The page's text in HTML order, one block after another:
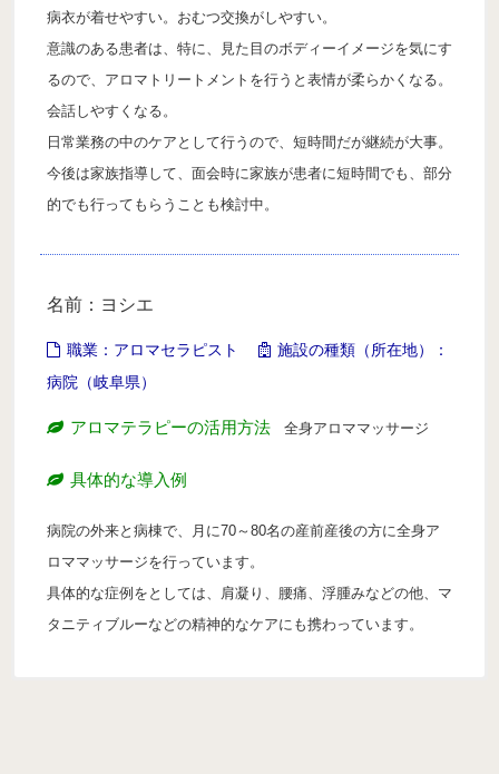
病衣が着せやすい。おむつ交換がしやすい。
意識のある患者は、特に、見た目のボディーイメージを気にす
るので、アロマトリートメントを行うと表情が柔らかくなる。
会話しやすくなる。
日常業務の中のケアとして行うので、短時間だが継続が大事。
今後は家族指導して、面会時に家族が患者に短時間でも、部分
的でも行ってもらうことも検討中。
名前：ヨシエ
職業：アロマセラピスト
施設の種類（所在地）：
病院（岐阜県）
アロマテラピーの活用方法 全身アロママッサージ
具体的な導入例
病院の外来と病棟で、月に70～80名の産前産後の方に全身ア
ロママッサージを行っています。
具体的な症例をとしては、肩凝り、腰痛、浮腫みなどの他、マ
タニティブルーなどの精神的なケアにも携わっています。